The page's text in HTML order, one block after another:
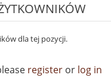
dla tej pozycji.
register or log in